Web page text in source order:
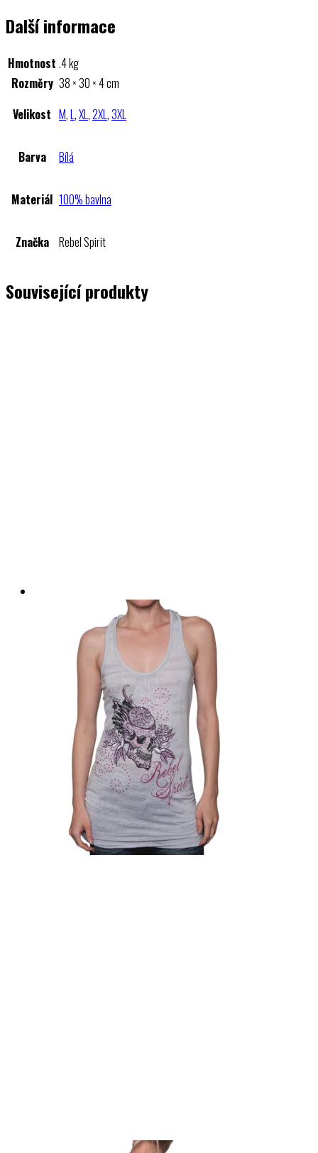
Další informace
Hmotnost .4 kg
Rozměry 38 × 30 × 4 cm
Velikost M,L,XL,2XL,3XL
Barva Bílá
Materiál 100% bavlna
Značka Rebel Spirit
Související produkty